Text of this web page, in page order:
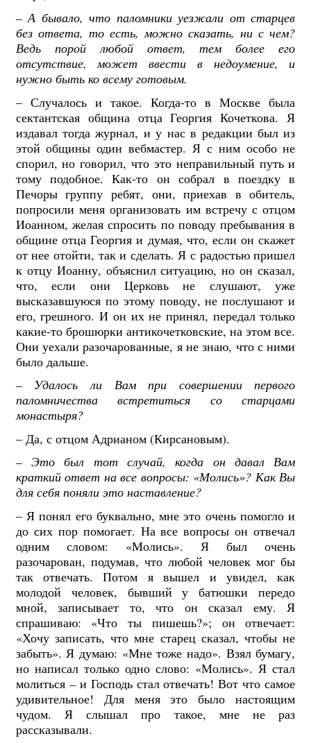
– А бывало, что паломники уезжали от старцев
без ответа, то есть, можно сказать, ни с чем?
Ведь порой любой ответ, тем более его
отсутствие, может ввести в недоумение, и
нужно быть ко всему готовым.
– Случалось и такое. Когда-то в Москве была
сектантская община отца Георгия Кочеткова. Я
издавал тогда журнал, и у нас в редакции был из
этой общины один вебмастер. Я с ним особо не
спорил, но говорил, что это неправильный путь и
тому подобное. Как-то он собрал в поездку в
Печоры группу ребят, они, приехав в обитель,
попросили меня организовать им встречу с отцом
Иоанном, желая спросить по поводу пребывания в
общине отца Георгия и думая, что, если он скажет
от нее отойти, так и сделать. Я с радостью пришел
к отцу Иоанну, объяснил ситуацию, но он сказал,
что, если они Церковь не слушают, уже
высказавшуюся по этому поводу, не послушают и
его, грешного. И он их не принял, передал только
какие-то брошюрки антикочетковские, на этом все.
Они уехали разочарованные, я не знаю, что с ними
было дальше.
–Удалось ли Вам при совершении первого
паломничества встретиться со старцами
монастыря?
– Да, с отцом Адрианом (Кирсановым).
– Это был тот случай, когда он давал Вам
краткий ответ на все вопросы: «Молись»? Как Вы
для себя поняли это наставление?
– Я понял его буквально, мне это очень помогло и
до сих пор помогает. На все вопросы он отвечал
одним словом: «Молись». Я был очень
разочарован, подумав, что любой человек мог бы
так отвечать. Потом я вышел и увидел, как
молодой человек, бывший у батюшки передо
мной, записывает то, что он сказал ему. Я
спрашиваю: «Что ты пишешь?»; он отвечает:
«Хочу записать, что мне старец сказал, чтобы не
забыть». Я думаю: «Мне тоже надо». Взял бумагу,
но написал только одно слово: «Молись». Я стал
молиться –и Господь стал отвечать! Вот что самое
удивительное! Для меня это было настоящим
чудом. Я слышал про такое, мне не раз
рассказывали.